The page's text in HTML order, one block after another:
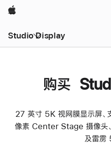
Apple
Studio Display
购买
27 英寸 5K 视网膜显示屏
像素 Center Stage 摄像头
及雷雳